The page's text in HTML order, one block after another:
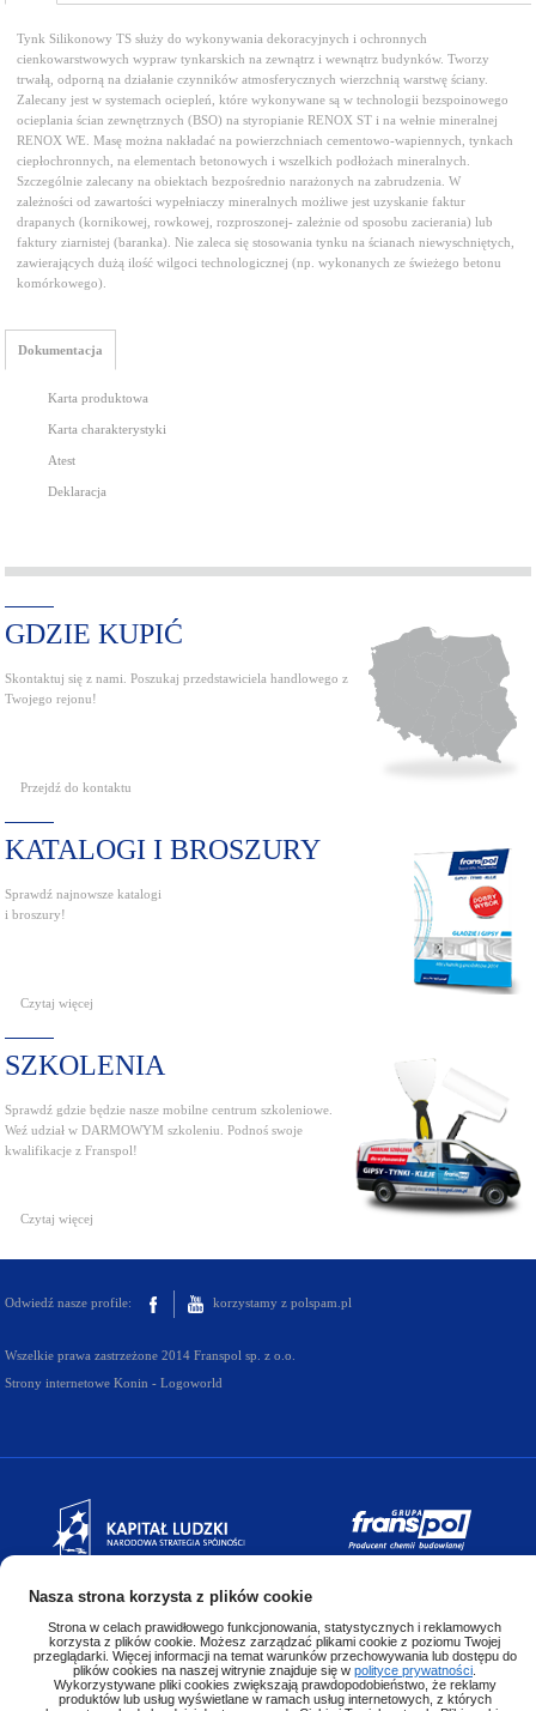
Tynk Silikonowy TS służy do wykonywania dekoracyjnych i ochronnych
cienkowarstwowych wypraw tynkarskich na zewnątrz i wewnątrz budynków. Tworzy
trwałą, odporną na działanie czynników atmosferycznych wierzchnią warstwę ściany.
Zalecany jest w systemach ociepleń, które wykonywane są w technologii bezspoinowego
ocieplania ścian zewnętrznych (BSO) na styropianie RENOX ST i na wełnie mineralnej
RENOX WE. Masę można nakładać na powierzchniach cementowo-wapiennych, tynkach
ciepłochronnych, na elementach betonowych i wszelkich podłożach mineralnych.
Szczególnie zalecany na obiektach bezpośrednio narażonych na zabrudzenia. W
zależności od zawartości wypełniaczy mineralnych możliwe jest uzyskanie faktur
drapanych (kornikowej, rowkowej, rozproszonej- zależnie od sposobu zacierania) lub
faktury ziarnistej (baranka). Nie zaleca się stosowania tynku na ścianach niewyschniętych,
zawierających dużą ilość wilgoci technologicznej (np. wykonanych ze świeżego betonu
komórkowego).
Dokumentacja
Karta produktowa
Karta charakterystyki
Atest
Deklaracja
GDZIE KUPIĆ
Skontaktuj się z nami. Poszukaj przedstawiciela handlowego z
Twojego rejonu!
Przejdź do kontaktu
KATALOGI I BROSZURY
Sprawdź najnowsze katalogi
i broszury!
Czytaj więcej
SZKOLENIA
Sprawdź gdzie będzie nasze mobilne centrum szkoleniowe.
Weź udział w DARMOWYM szkoleniu. Podnoś swoje
kwalifikacje z Franspol!
Czytaj więcej
Odwiedź nasze profile: korzystamy z polspam.pl
Wszelkie prawa zastrzeżone 2014 Franspol sp. z o.o.
Strony internetowe Konin - Logoworld
Nasza strona korzysta z plików cookie
Strona w celach prawidłowego funkcjonowania, statystycznych i reklamowych
korzysta z plików cookie. Możesz zarządzać plikami cookie z poziomu Twojej
przeglądarki. Więcej informacji na temat warunków przechowywania lub dostępu do
plików cookies na naszej witrynie znajduje się w polityce prywatności
Wykorzystywane pliki cookies zwiększają prawdopodobieństwo, że reklamy
produktów lub usług wyświetlane w ramach usług internetowych, z których